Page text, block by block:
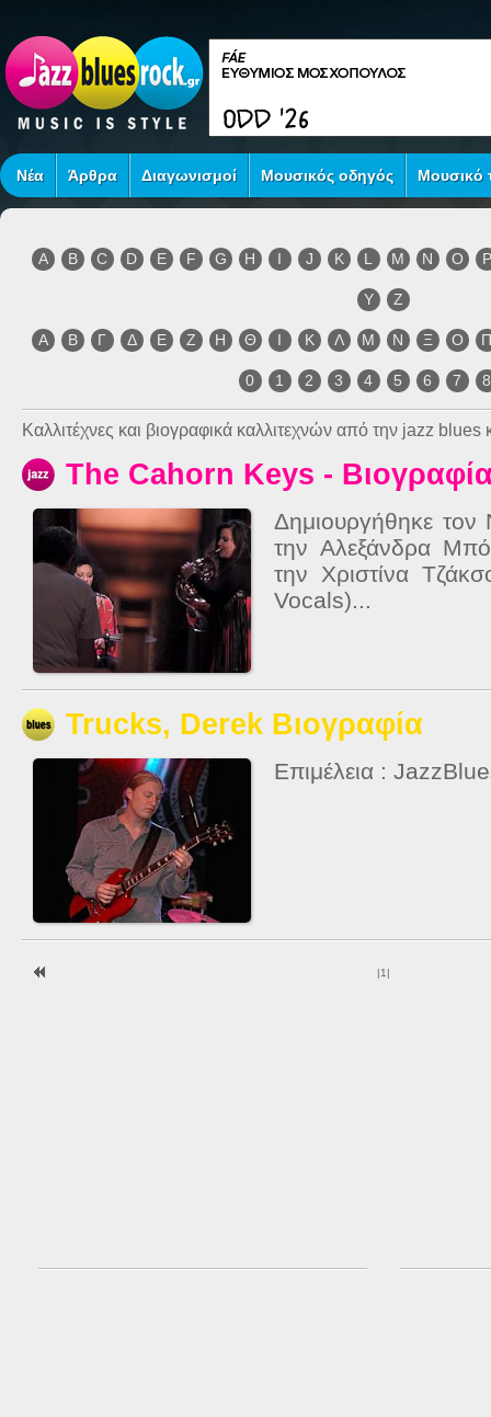
Νέα Άρθρα Διαγωνισμοί Μουσικός οδηγός Μουσικό
A B C D E F G H I J K L M N O P
Y Z
Α Β Γ Δ Ε Ζ Η Θ Ι Κ Λ Μ Ν Ξ Ο
0 1 2 3 4 5 6 7 8
Καλλιτέχνες και βιογραφικά καλλιτεχνών από την jazz blues
The Cahorn Keys -
Δημιουργήθηκε
την Αλεξάνδρα
την Χριστίνα
Vocals)...
Trucks, Derek Βιογραφία
Επιμέλεια :
|1 |